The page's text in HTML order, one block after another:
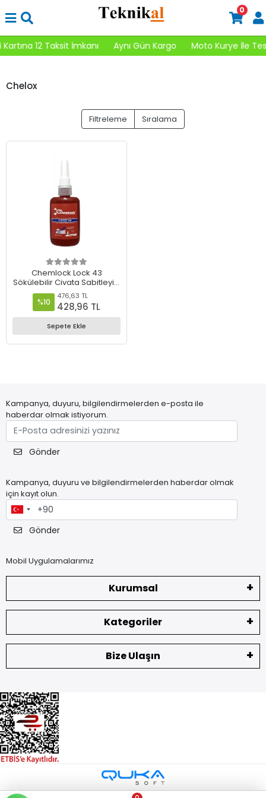
12 Taksit İmkanı Aynı Gün Kargo Moto Kurye İle
0
Chelox
Filtreleme Sıralama
Chemlock Lock 43
Sökülebilir Civata Sabitleyici
50ml.
%10
476,63 TL
428,96 TL
Sepete Ekle
Kampanya, duyuru, bilgilendirmelerden e-posta ile
haberdar olmak istiyorum.
Gönder
Kampanya, duyuru ve bilgilendirmelerden haberdar olmak
için kayıt olun.
Gönder
Mobil Uygulamalarımız
Kurumsal
Kategoriler
Bize Ulaşın